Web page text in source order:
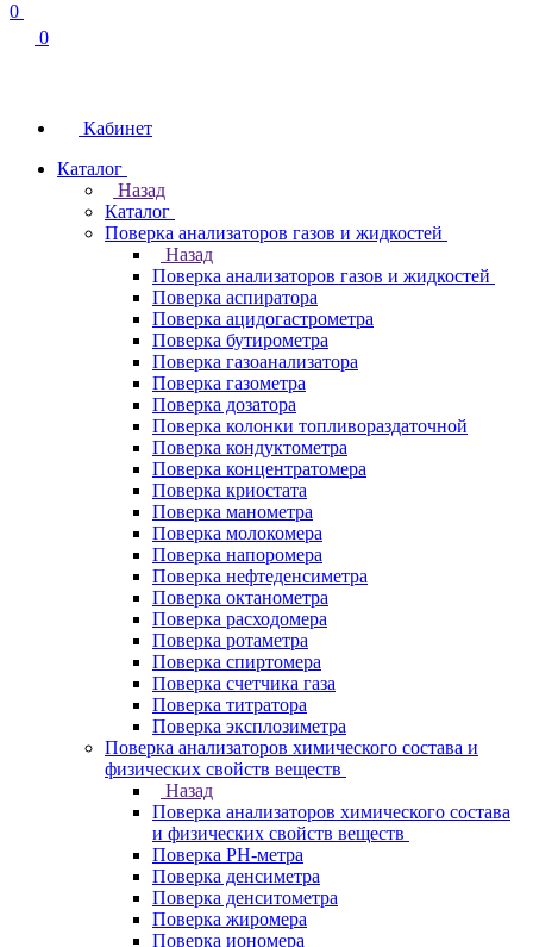
0
0
Кабинет
Каталог
Назад
Каталог
Поверка анализаторов газов и жидкостей
Назад
Поверка анализаторов газов и жидкостей
Поверка аспиратора
Поверка ацидогастрометра
Поверка бутирометра
Поверка газоанализатора
Поверка газометра
Поверка дозатора
Поверка колонки топливораздаточной
Поверка кондуктометра
Поверка концентратомера
Поверка криостата
Поверка манометра
Поверка молокомера
Поверка напоромера
Поверка нефтеденсиметра
Поверка октанометра
Поверка расходомера
Поверка ротаметра
Поверка спиртомера
Поверка счетчика газа
Поверка титратора
Поверка эксплозиметра
Поверка анализаторов химического состава и
физических свойств веществ
Назад
Поверка анализаторов химического состава
и физических свойств веществ
Поверка PH-метра
Поверка денсиметра
Поверка денситометра
Поверка жиромера
Поверка иономера